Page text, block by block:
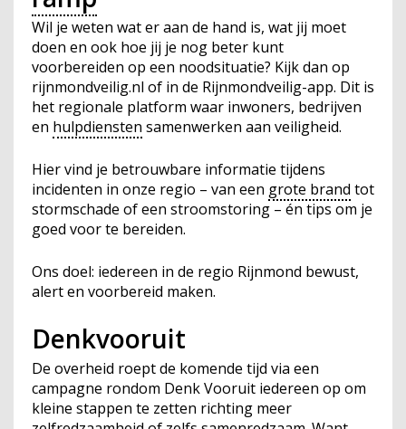
Wil je weten wat er aan de hand is, wat jij moet
doen en ook hoe jij je nog beter kunt
voorbereiden op een noodsituatie? Kijk dan op
rijnmondveilig.nl of in de Rijnmondveilig-app. Dit is
het regionale platform waar inwoners, bedrijven
en hulpdiensten samenwerken aan veiligheid.
Hier vind je betrouwbare informatie tijdens
incidenten in onze regio – van een grote brand tot
stormschade of een stroomstoring – én tips om je
goed voor te bereiden.
Ons doel: iedereen in de regio Rijnmond bewust,
alert en voorbereid maken.
Denkvooruit
De overheid roept de komende tijd via een
campagne rondom Denk Vooruit iedereen op om
kleine stappen te zetten richting meer